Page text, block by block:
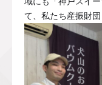
て、私たち産振財